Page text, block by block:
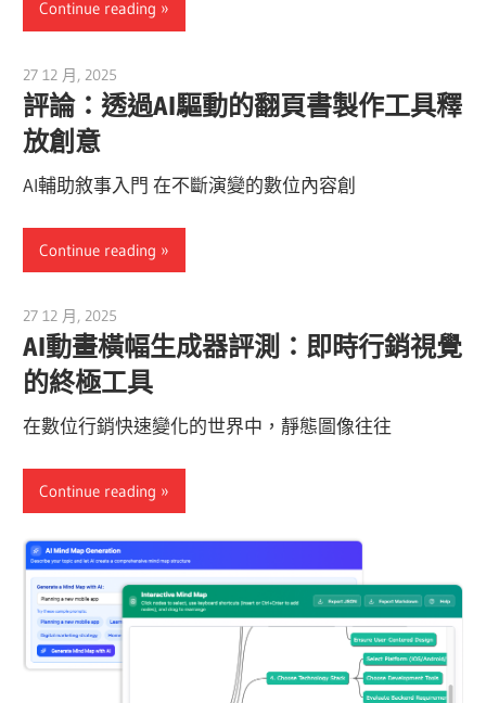
Continue reading
27 12 月, 2025
評論：透過AI驅動的翻頁書製作工具釋
放創意
AI輔助敘事入門 在不斷演變的數位內容創
Continue reading
27 12 月, 2025
AI動畫橫幅生成器評測：即時行銷視覺
的終極工具
在數位行銷快速變化的世界中，靜態圖像往往
Continue reading